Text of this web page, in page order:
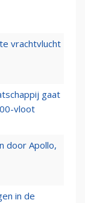
vrachtvlucht
gaat
vloot
door Apollo,
in de